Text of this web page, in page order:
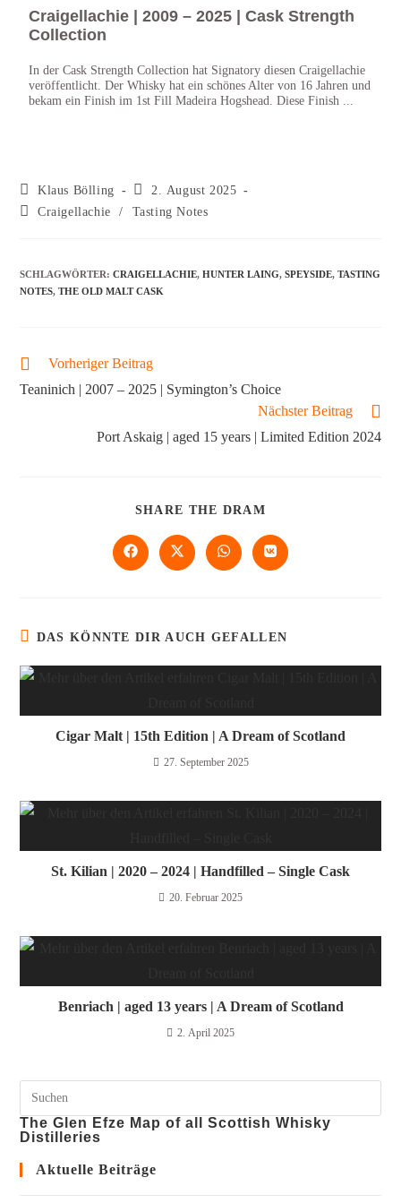
Craigellachie | 2009 – 2025 | Cask Strength
Collection
In der Cask Strength Collection hat Signatory diesen Craigellachie
veröffentlicht. Der Whisky hat ein schönes Alter von 16 Jahren und
bekam ein Finish im 1st Fill Madeira Hogshead. Diese Finish ...
Klaus Bölling
2. August 2025
Craigellachie
/ Tasting Notes
SCHLAGWÖRTER:CRAIGELLACHIE, HUNTER LAING, SPEYSIDE, TASTING
NOTES, THE OLD MALT CASK
Vorheriger Beitrag
Teaninich | 2007 – 2025 | Symington’s Choice
Nächster Beitrag
Port Askaig | aged 15 years | Limited Edition 2024
SHARE THE DRAM
DAS KÖNNTE DIR AUCH GEFALLEN
Cigar Malt | 15th Edition | A Dream of Scotland
27. September 2025
St. Kilian | 2020 – 2024 | Handfilled – Single Cask
20. Februar 2025
Benriach | aged 13 years | A Dream of Scotland
2. April 2025
The Glen Efze Map of all Scottish Whisky
Distilleries
Aktuelle Beiträge